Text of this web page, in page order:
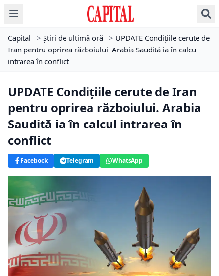
Capital > Știri de ultimă oră > UPDATE Condițiile cerute de
Iran pentru oprirea războiului. Arabia Saudită ia în calcul
intrarea în conflict
UPDATE Condițiile cerute de Iran
pentru oprirea războiului. Arabia
Saudită ia în calcul intrarea în
conflict
Facebook Telegram WhatsApp